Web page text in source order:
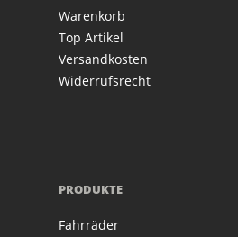
Warenkorb
Top Artikel
Versandkosten
Widerrufsrecht
PRODUKTE
Fahrräder